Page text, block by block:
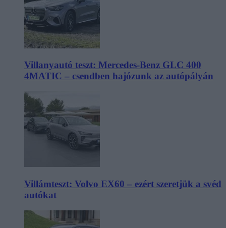
Villanyautó teszt: Mercedes-Benz GLC 400
4MATIC – csendben hajózunk az autópályán
Villámteszt: Volvo EX60 – ezért szeretjük a svéd
autókat